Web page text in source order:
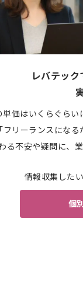
レバテッ
単価はいくらぐら
「フリーランスにな
る不安や疑問に、
情報収集した
個